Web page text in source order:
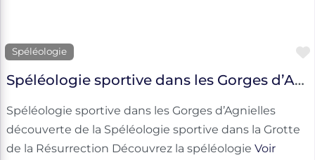
Spéléologie
Spéléologie sportive dans les Gorges d’Agnielles
Spéléologie sportive dans les Gorges d’Agnielles
découverte de la Spéléologie sportive dans la Grotte
de la Résurrection Découvrez la spéléologie Voir